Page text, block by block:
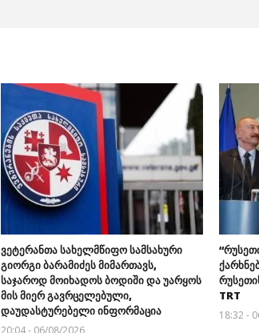
ვეტერანთა სახელმწიფო სამსახური
გიორგი ბარამიძეს მიმართავს,
საჯაროდ მოიხადოს ბოდიში და უარყოს
მის მიერ გავრცელებული,
დაუდასტურებელი ინფორმაცია
20:04 - 06/08/2026
TRT
18:32 -